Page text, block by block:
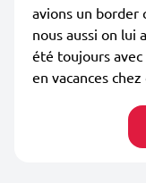
avions un border
nous aussi on lui
été toujours avec
en vacances